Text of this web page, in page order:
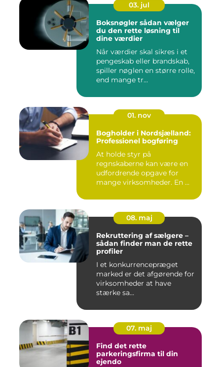
03. jul
Boksnøgler sådan vælger
du den rette løsning til
dine værdier
Når værdier skal sikres i et
pengeskab eller brandskab,
spiller nøglen en større rolle,
end mange tr...
01. nov
Bogholder i Nordsjælland:
Professionel bogføring
At holde styr på
regnskaberne kan være en
udfordrende opgave for
mange virksomheder. En ...
08. maj
Rekruttering af sælgere –
sådan finder man de rette
profiler
I et konkurrencepræget
marked er det afgørende for
virksomheder at have
stærke sa...
07. maj
Find det rette
parkeringsfirma til din
ejendo